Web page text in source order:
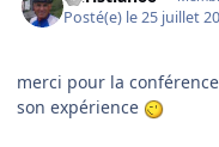
Posté(e) le 25 juillet
merci pour la
son expérience